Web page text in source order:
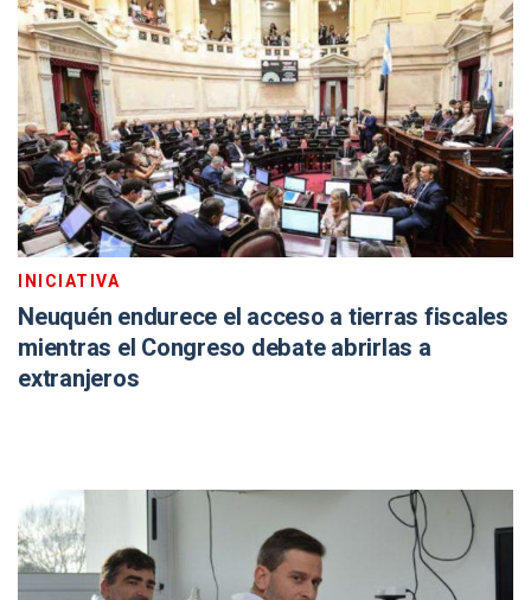
INICIATIVA
Neuquén endurece el acceso a tierras fiscales
mientras el Congreso debate abrirlas a
extranjeros